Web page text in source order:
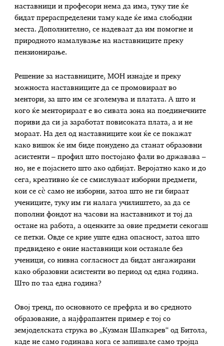
наставници и професори нема да има, туку тие ќе
бидат прераспределени таму каде ќе има слободни
места. Дополнително, се надеваат да им помогне и
природното намалување на наставниците преку
пензионирање.
Решение за наставниците, МОН изнајде и преку
можноста наставниците да се промовираат во
ментори, за што им се зголемува и платата. А што и
кого ќе менторираат е во сивата зона на поединечните
пориви да си ја заработат повисоката плата, а и не
мораат. На дел од наставниците кои ќе се покажат
како вишок ќе им биде понудено да станат образовни
асистенти – профил што постојано фали во државава –
но, не е појаснето што ако одбијат. Веројатно како и до
сега, креативно ќе се смислуваат изборни предмети,
кои се сѐ само не изборни, затоа што не ги бираат
учениците, туку им ги налага училиштето, за да се
пополни фондот на часови на наставникот и тој да
остане на работа, а оценките за овие предмети секогаш
се петки. Овде се крие уште една опасност, затоа што
предвидено е оние наставници кои останале без
ученици, со нивна согласност да бидат ангажирани
како образовни асистенти во период од една година.
Што по таа една година?
Овој тренд, по основното се префрла и во средното
образование, а најфрапантен пример е тој со
земјоделската струка во „Кузман Шапкарев“ од Битола,
каде не само годинава кога се запишале само тројца